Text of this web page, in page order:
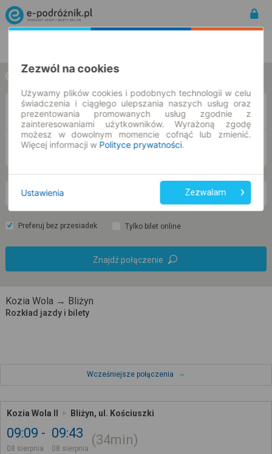
Z
DO
so. 8 sie.
Preferuj bez przesiadek Tylko bilet online
Znajdź połączenie
Kozia Wola → Bliżyn
Rozkład jazdy i bilety
Wcześniejsze połączenia
Kozia Wola II Bliżyn, ul. Kościuszki
09:09
08 sierpnia
09:43
08 sierpnia
34min
Zezwól na cookies
Używamy plików cookies i podobnych technologii w celu
świadczenia i ciągłego ulepszania naszych usług oraz
prezentowania promowanych usług zgodnie z
zainteresowaniami użytkowników. Wyrażoną zgodę
możesz w dowolnym momencie cofnąć lub zmienić.
Więcej informacji w Polityce prywatności.
Ustawienia Zezwalam